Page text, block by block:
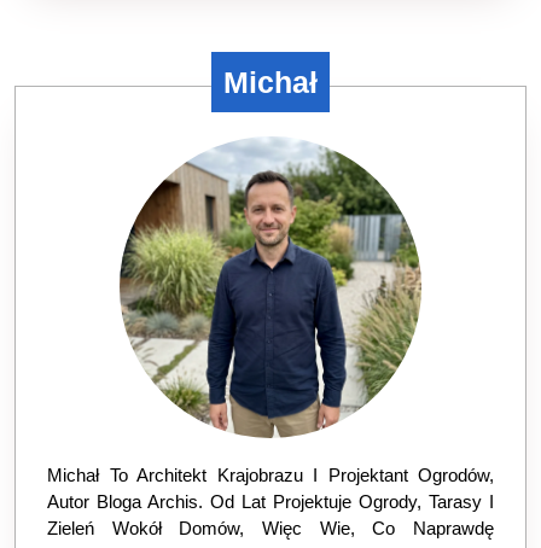
Michał
Michał To Architekt Krajobrazu I Projektant Ogrodów,
Autor Bloga Archis. Od Lat Projektuje Ogrody, Tarasy I
Zieleń Wokół Domów, Więc Wie, Co Naprawdę